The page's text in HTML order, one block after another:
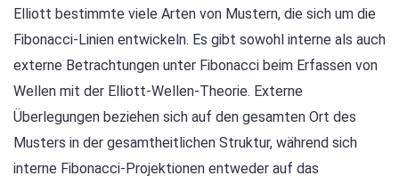
Elliott bestimmte viele Arten von Mustern, die sich um die
Fibonacci-Linien entwickeln. Es gibt sowohl interne als auch
externe Betrachtungen unter Fibonacci beim Erfassen von
Wellen mit der Elliott-Wellen-Theorie. Externe
Überlegungen beziehen sich auf den gesamten Ort des
Musters in der gesamtheitlichen Struktur, während sich
interne Fibonacci-Projektionen entweder auf das